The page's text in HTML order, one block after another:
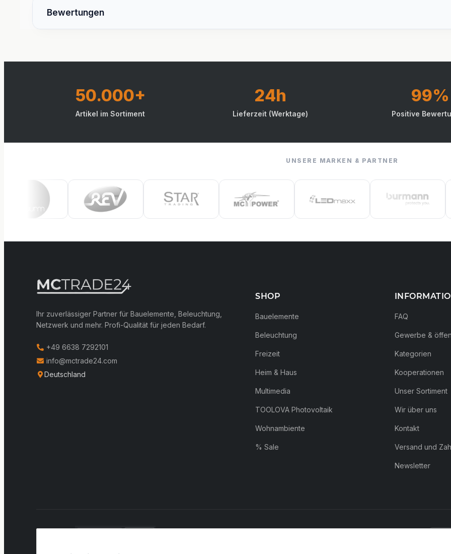
Bewertungen
50.000+
Artikel im Sortiment
24h
Lieferzeit (Werktage)
99%
Positive
UNSERE MARKEN & PARTNER
Ihr zuverlässiger Partner für Bauelemente, Beleuchtung,
Netzwerk und mehr. Profi-Qualität für jeden Bedarf.
+49 6638 7292101
info@mctrade24.com
Deutschland
SHOP
Bauelemente
Beleuchtung
Freizeit
Heim & Haus
Multimedia
TOOLOVA Photovoltaik
Wohnambiente
% Sale
FAQ
Gewerbe &
Kategorien
Kooperationen
Unser Sortiment
Wir über uns
Kontakt
Versand und
Newsletter